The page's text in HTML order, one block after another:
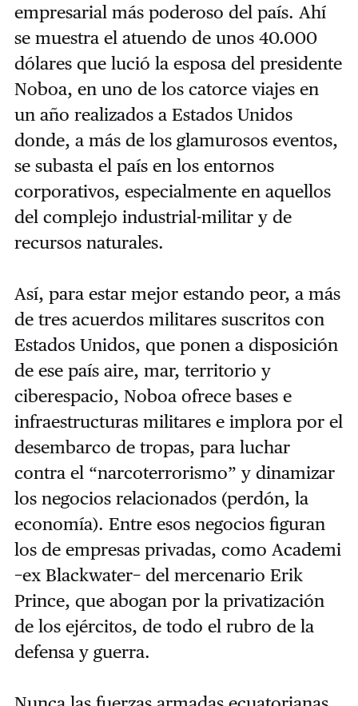
empresarial más poderoso del país. Ahí
se muestra el atuendo de unos 40.000
dólares que lució la esposa del presidente
Noboa, en uno de los catorce viajes en
un año realizados a Estados Unidos
donde, a más de los glamurosos eventos,
se subasta el país en los entornos
corporativos, especialmente en aquellos
del complejo industrial-militar y de
recursos naturales.
Así, para estar mejor estando peor, a más
de tres acuerdos militares suscritos con
Estados Unidos, que ponen a disposición
de ese país aire, mar, territorio y
ciberespacio, Noboa ofrece bases e
infraestructuras militares e implora por el
desembarco de tropas, para luchar
contra el “narcoterrorismo” y dinamizar
los negocios relacionados (perdón, la
economía). Entre esos negocios figuran
los de empresas privadas, como Academi
−ex Blackwater− del mercenario Erik
Prince, que abogan por la privatización
de los ejércitos, de todo el rubro de la
defensa y guerra.